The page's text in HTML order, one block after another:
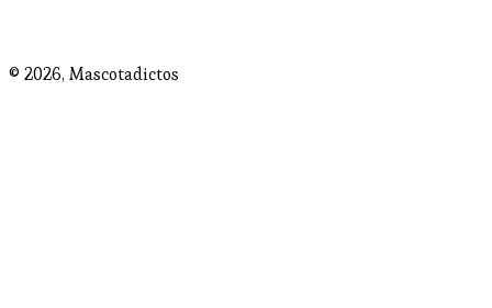
© 2026, Mascotadictos